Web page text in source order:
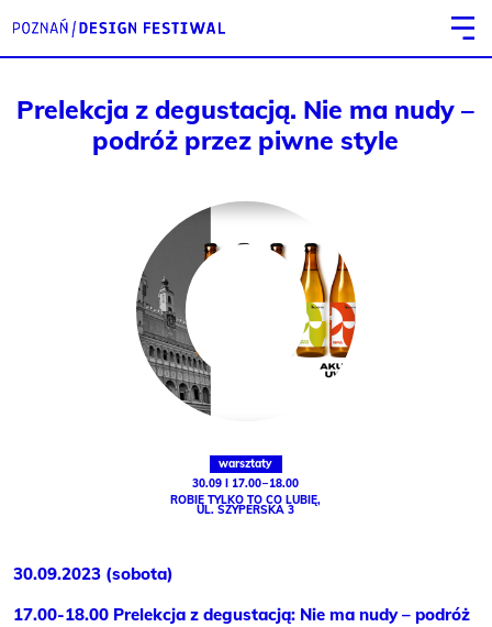
Prelekcja z degustacją. Nie ma nudy –
podróż przez piwne style
warsztaty
30.09 I 17.00 – 18.00
ROBIĘ TYLKO TO CO LUBIĘ,
UL. SZYPERSKA 3
30.09.2023 (sobota)
17.00-18.00 Prelekcja z degustacją: Nie ma nudy – podróż